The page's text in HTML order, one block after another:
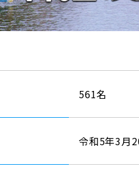
561名
令和5年3月